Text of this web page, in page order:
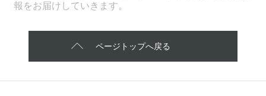
報をお届けしていきます。
ページトップへ戻る